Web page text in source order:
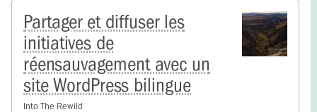
Partager et diffuser les
initiatives de
réensauvagement avec un
site WordPress bilingue
Into The Rewild